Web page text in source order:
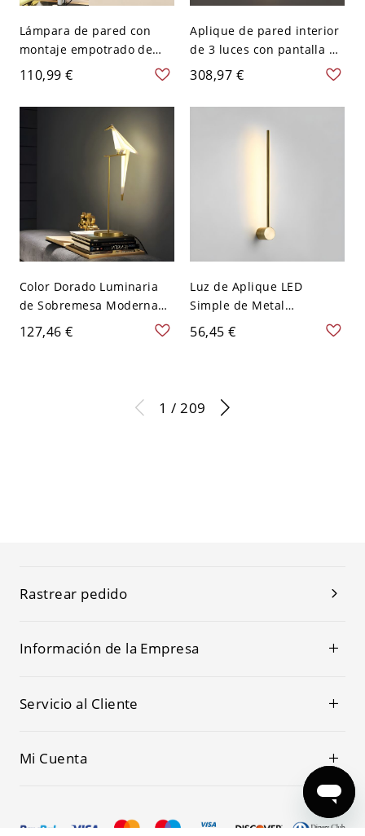
Lámpara de pared con
montaje empotrado de
campana ligera en oro
y accesorios de
iluminación de vidrio con
adornos barrocos
110,99 €
Aplique de pared interior
de 3 luces con pantalla de
cristal de roca
110 A 120 V
308,97 €
Color Dorado Luminaria
de Sobremesa Moderna
de Metal Lámpara de
Mesa LED con Sombra de
127,46 €
Luz de Aplique LED
Simple de Metal
Luminaria de Pared Lineal
para Dormitorio - 110 A
56,45 €
1 / 209
Rastrear pedido
Información de la Empresa
Servicio al Cliente
Mi Cuenta